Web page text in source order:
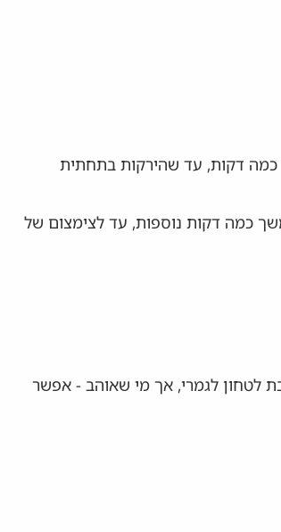
כמה דקות, עד שהירקות בתחתית
גבוהה במשך כמה דקות נוספות, עד לצימצום של
לטחון לגמרי, אך מי שאוהב - אפשר